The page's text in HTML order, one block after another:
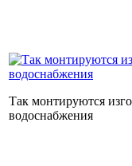
Так монтируются
водоснабжения